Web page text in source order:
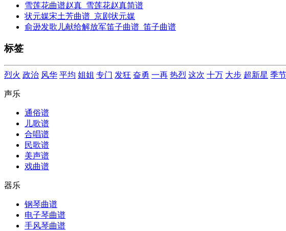
雪莲花曲谱赵真_雪莲花赵真简谱
状元媒宋土芳曲谱_京剧状元媒
俞逊发歌儿献给解放军笛子曲谱_笛子曲谱
标签
烈火 政治 风华 平均 姐姐 专门 发狂 奋勇 一再 热烈 这次 十万 大步 超新星 季节
声乐
通俗谱
儿歌谱
合唱谱
民歌谱
美声谱
戏曲谱
器乐
钢琴曲谱
电子琴曲谱
手风琴曲谱